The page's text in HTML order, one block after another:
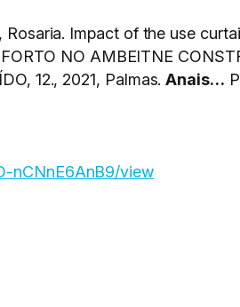
Impact of the use
NO AMBEITNE
12., 2021, Palmas.Anais…
nCNnE6AnB9/view